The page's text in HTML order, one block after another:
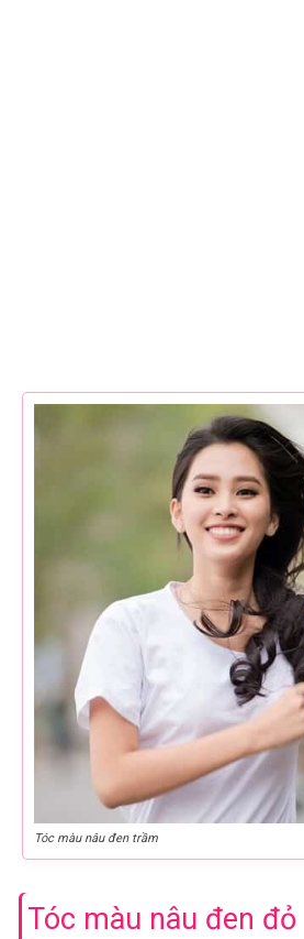
Tóc màu nâu đen trầm
Tóc màu nâu đen đỏ